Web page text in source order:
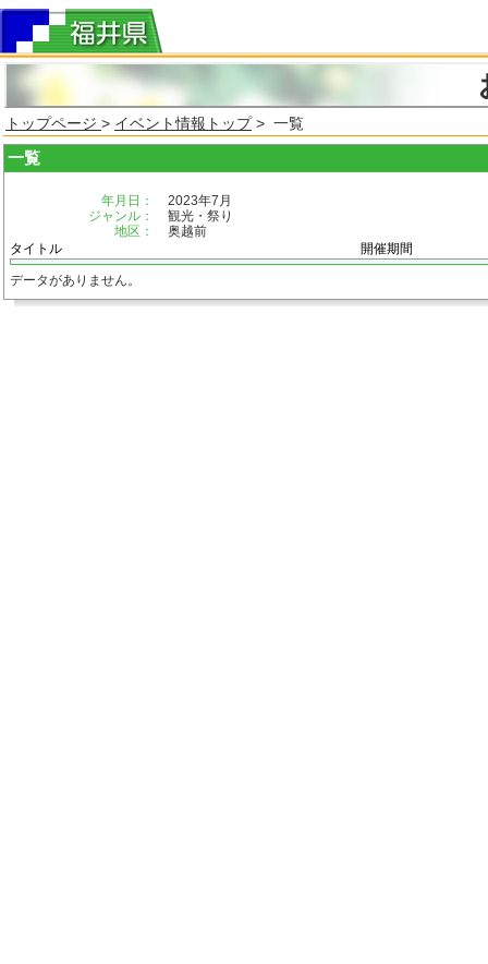
トップページ > イベント情報トップ> 一覧
一覧
年月日：
2023年7月
ジャンル：
観光・祭り
地区：
奥越前
タイトル
開催期間
データがありません。